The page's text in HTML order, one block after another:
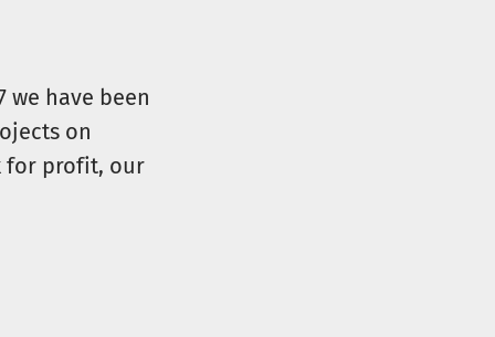
we have been
on
for profit, our